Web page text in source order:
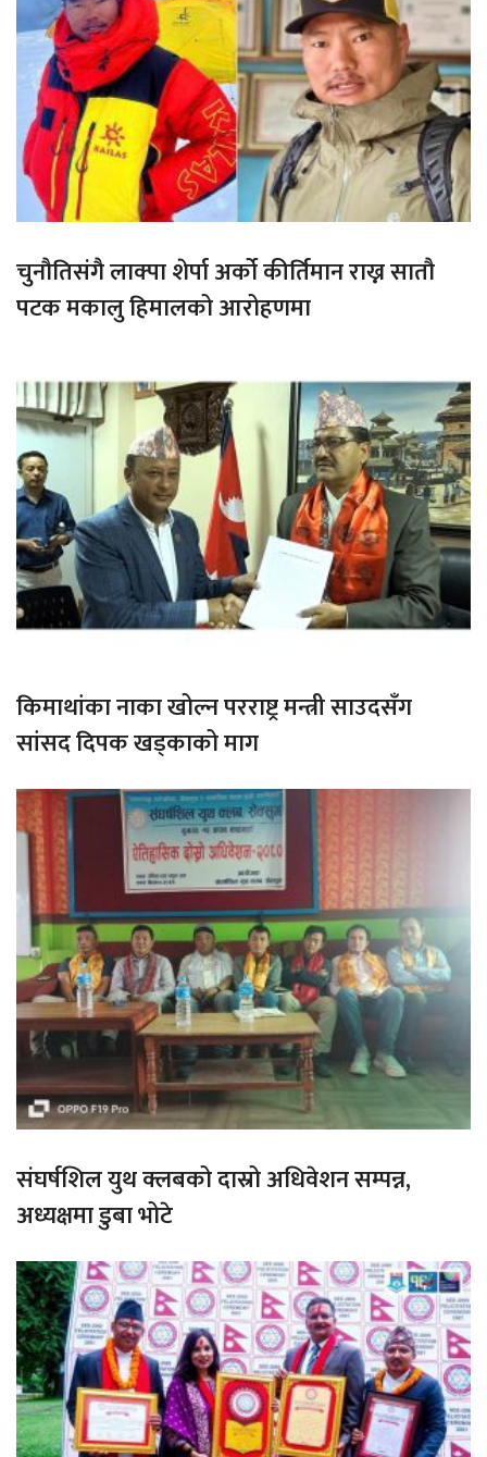
चुनौतिसंगै लाक्पा शेर्पा अर्को कीर्तिमान राख्न सातौ
पटक मकालु हिमालको आरोहणमा
किमाथांका नाका खोल्न परराष्ट्र मन्त्री साउदसँग
सांसद दिपक खड्काको माग
संघर्षशिल युथ क्लबको दास्रो अधिवेशन सम्पन्न,
अध्यक्षमा डुबा भोटे